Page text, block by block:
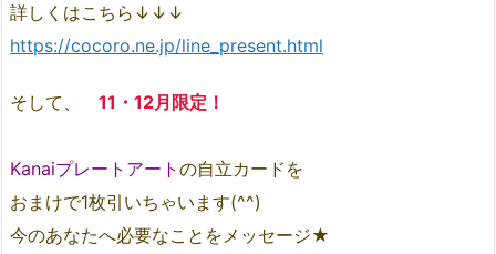
詳しくはこちら↓ ↓ ↓
https://cocoro.ne.jp/line_present.html
そして、 11・12月限定！
Kanaiプレートアート の自立カードを
おまけで1枚引いちゃいます(^^)
今のあなたへ必要なことをメッセージ★